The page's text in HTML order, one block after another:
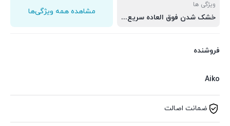
ویژگی ها
خشک شدن فوق العاده سریع، متمرکز کننده برای مدل های صاف، محافظت ۵ برابری با میکروکاندیشنرها
مشاهده همه ویژگی‌ها
فروشنده
Aiko
ضمانت اصالت